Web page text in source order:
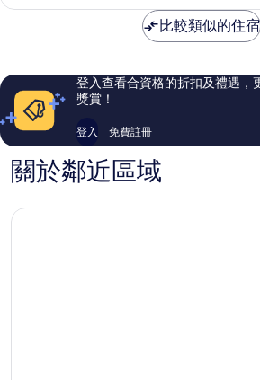
內
分)，
則
評
篇
比較類似的住宿
登入查看合資格的折扣及禮遇，
獎賞！
登入 免費註冊
關於鄰近區域